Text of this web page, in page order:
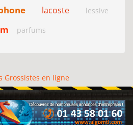
lacoste lessive
parfums
Grossistes en ligne